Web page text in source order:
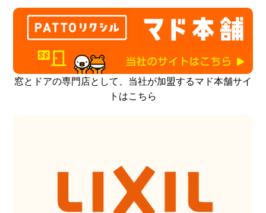
窓とドアの専門店として、当社が加盟するマド本舗サイ
トはこちら